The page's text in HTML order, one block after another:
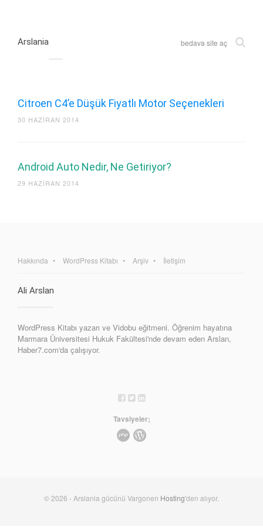
Arslania bedava site aç
Citroen C4’e Düşük Fiyatlı Motor Seçenekleri
30 HAZIRAN 2014
Android Auto Nedir, Ne Getiriyor?
29 HAZIRAN 2014
Hakkında WordPress Kitabı Arşiv İletişim
Ali Arslan
WordPress Kitabı yazarı ve Vidobu eğitmeni. Öğrenim hayatına
Marmara Üniversitesi Hukuk Fakültesi'nde devam eden Arslan,
Haber7.com'da çalışıyor.
Tavsiyeler;
© 2026 - Arslania gücünü Vargonen Hosting'den alıyor.